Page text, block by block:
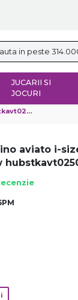
JUCARII SI
JOCURI
aviato i-